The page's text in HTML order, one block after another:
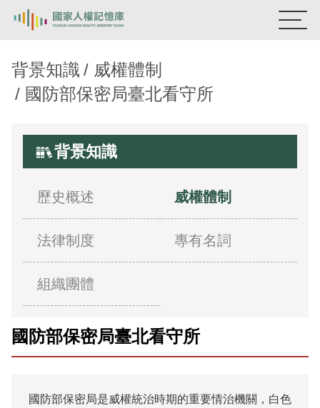
熱門關鍵字：陳孟和 李舜治 鹿窟事件
主題探索
背景知識
意見信箱
背景知識
威權體制
國防部保密局臺北看守所
背景知識
歷史概述 威權體制
法律制度 專有名詞
組織團體
國防部保密局臺北看守所
國防部保密局是威權統治時期的重要情治機關，白色